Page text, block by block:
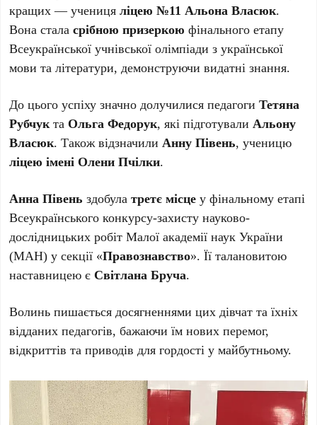
кращих — ученицяліцею №11 Альона Власюк.
Вона сталасрібною призеркою фінального етапу
Всеукраїнської учнівської олімпіади з української
мови та літератури, демонструючи видатні знання.
До цього успіху значно долучилися педагогиТетяна
Рубчук та Ольга Федорук, які підготували Альону
Власюк. Також відзначили Анну Півень, ученицю
ліцею імені Олени Пчілки.
Анна Півень здобулатретє місце у фінальному етапі
Всеукраїнського конкурсу-захисту науково-
дослідницьких робіт Малої академії наук України
(МАН) у секції «Правознавство». Її талановитою
наставницею є Світлана Бруча.
Волинь пишається досягненнями цих дівчат та їхніх
відданих педагогів, бажаючи їм нових перемог,
відкриттів та приводів для гордості у майбутньому.